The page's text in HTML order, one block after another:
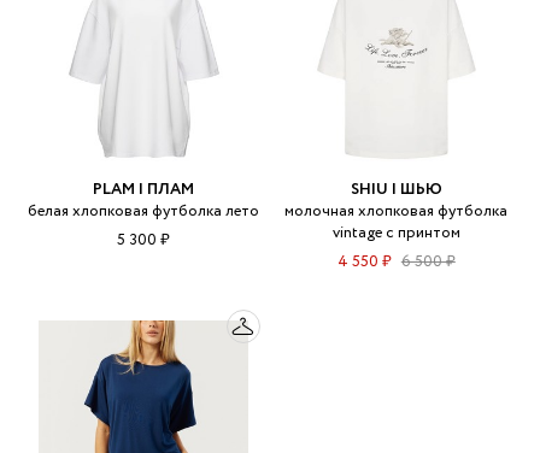
PLAM | ПЛАМ
белая хлопковая футболка лето
5 300 ₽
SHIU | ШЬЮ
молочная хлопковая футболка
vintage с принтом
4 550 ₽ 6 500 ₽